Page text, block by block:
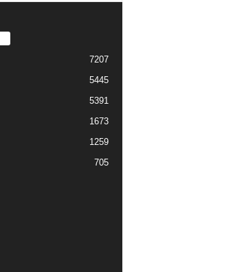
7207
5445
5391
1673
1259
705